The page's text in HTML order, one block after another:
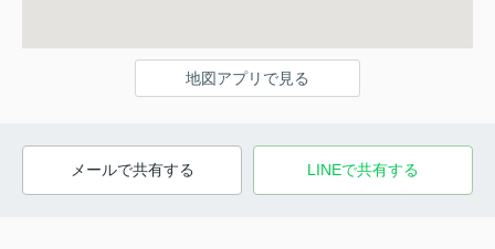
地図アプリで見る
メールで共有する LINEで共有する